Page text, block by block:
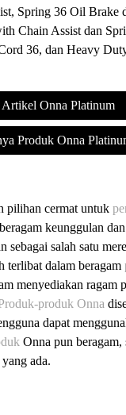
Spring 36 Oil Brake
Chain Assist dan
36, dan Heavy
Artikel Onna Platinum
Produk Onna
pilihan cermat untuk
keunggulan
sebagai salah satu
terlibat dalam beragam
menyediakan ragam
produk Onna
dapat
Onna pun beragam,
ada.